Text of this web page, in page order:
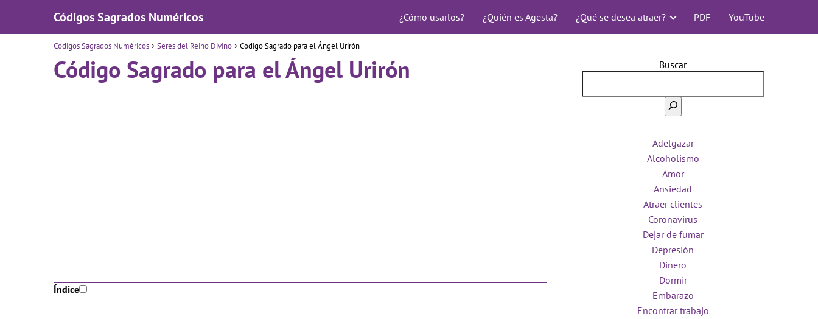
Códigos Sagrados Numéricos ¿Cómo usarlos? ¿Quién es Agesta? ¿Qué se desea atraer? PDF YouTube
Códigos Sagrados Numéricos Seres del Reino Divino Código Sagrado para el Ángel Urirón
Código Sagrado para el Ángel Urirón
Índice
Buscar
Adelgazar
Alcoholismo
Amor
Ansiedad
Atraer clientes
Coronavirus
Dejar de fumar
Depresión
Dinero
Dormir
Embarazo
Encontrar trabajo